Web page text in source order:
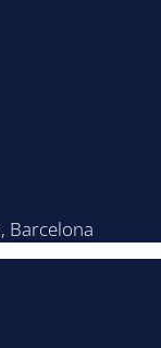
Barcelona